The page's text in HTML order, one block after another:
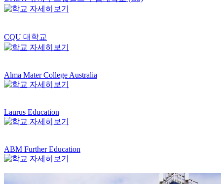
CQU 대학교
Alma Mater College Australia
Laurus Education
ABM Further Education